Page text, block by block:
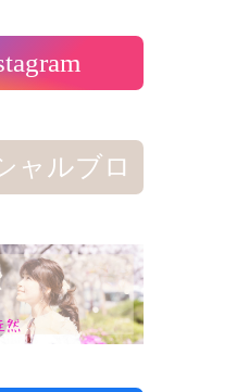
ャルブロ